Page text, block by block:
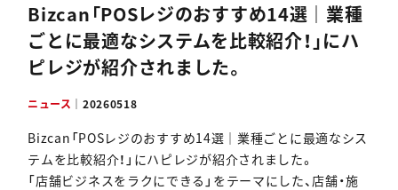
Bizcan「POSレジのおすすめ14選｜業種
ごとに最適なシステムを比較紹介！」にハ
ピレジが紹介されました。
ニュース ｜ 20260518
Bizcan「POSレジのおすすめ14選｜業種ごとに最適なシス
テムを比較紹介！」にハピレジが紹介されました。
「店舗ビジネスをラクにできる」をテーマにした、店舗・施
お問い合わせ
資料ダウンロード